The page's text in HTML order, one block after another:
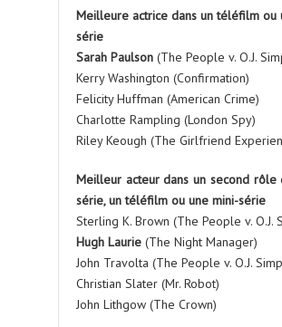
Meilleure actrice dans un téléfilm ou
série
Sarah Paulson (The People v. O.J.
Kerry Washington (Confirmation)
Felicity Huffman (American Crime)
Charlotte Rampling (London Spy)
Riley Keough (The Girlfriend
Meilleur acteur dans un second rôle
série, un téléfilm ou une mini-série
Sterling K. Brown (The People v. O.J.
Hugh Laurie (The Night Manager)
John Travolta (The People v. O.J.
Christian Slater (Mr. Robot)
John Lithgow (The Crown)